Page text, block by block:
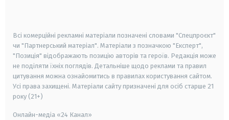
Всі комерційні рекламні матеріали позначені словами "Спецпроєкт"
чи "Партнерський матеріал". Матеріали з позначкою "Експерт",
"Позиція" відображають позицію авторів та героїв. Редакція може
не поділяти їхніх поглядів. Детальніше щодо реклами та правил
цитування можна ознайомитись в правилах користування сайтом.
Усі права захищені. Матеріали сайту призначені для осіб старше 21
року (21+)
Онлайн-медіа «24 Канал»